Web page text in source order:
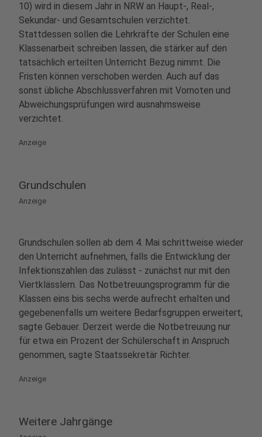
10) wird in diesem Jahr in NRW an Haupt-, Real-,
Sekundar- und Gesamtschulen verzichtet.
Stattdessen sollen die Lehrkräfte der Schulen eine
Klassenarbeit schreiben lassen, die stärker auf den
tatsächlich erteilten Unterricht Bezug nimmt. Die
Fristen können verschoben werden. Auch auf das
sonst übliche Abschlussverfahren mit Vornoten und
Abweichungsprüfungen wird ausnahmsweise
verzichtet.
Anzeige
Grundschulen
Anzeige
Grundschulen sollen ab dem 4. Mai schrittweise wieder
den Unterricht aufnehmen, falls die Entwicklung der
Infektionszahlen das zulässt - zunächst nur mit den
Viertklässlern. Das Notbetreuungsprogramm für die
Klassen eins bis sechs werde aufrecht erhalten und
gegebenenfalls um weitere Bedarfsgruppen erweitert,
sagte Gebauer. Derzeit werde die Notbetreuung nur
für etwa ein Prozent der Schülerschaft in Anspruch
genommen, sagte Staatssekretär Richter.
Anzeige
Weitere Jahrgänge